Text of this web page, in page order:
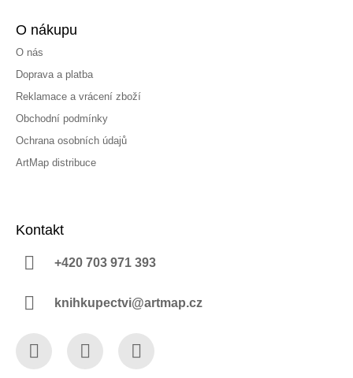
O nákupu
O nás
Doprava a platba
Reklamace a vrácení zboží
Obchodní podmínky
Ochrana osobních údajů
ArtMap distribuce
Kontakt
+420 703 971 393
knihkupectvi@artmap.cz